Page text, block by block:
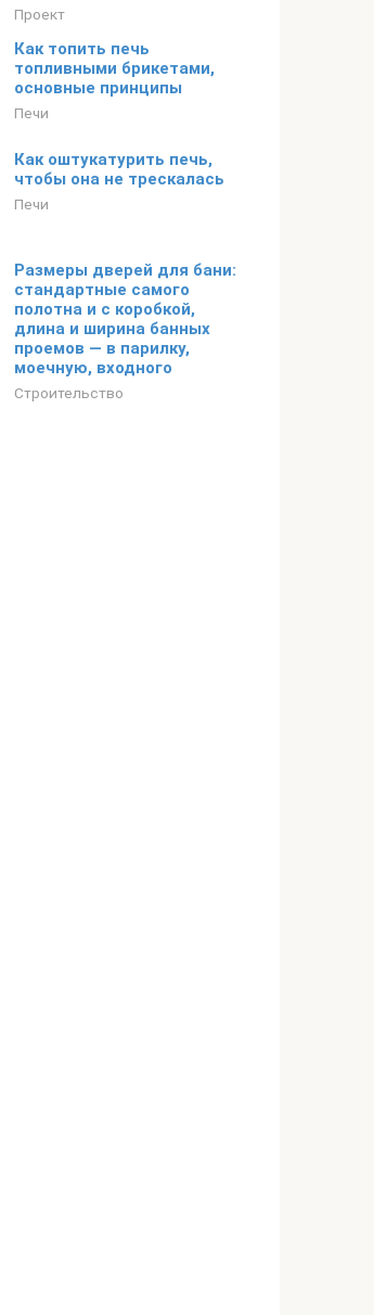
Проект
Как топить печь
топливными брикетами,
основные принципы
Печи
Как оштукатурить печь,
чтобы она не трескалась
Печи
Размеры дверей для бани:
стандартные самого
полотна и с коробкой,
длина и ширина банных
проемов — в парилку,
моечную, входного
Строительство